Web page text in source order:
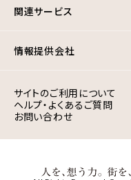
関連サービス
情報提供会社
サイトのご利用について
ヘルプ・よくあるご質問
お問い合わせ